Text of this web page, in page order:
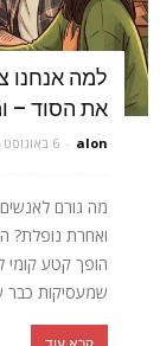
למה אנחנו
את הסוד –
alon
- 6 באוגוסט 2026
מה גורם
ואחרת נופלת?
הופך קטע קומי
שמעסיקות כבר